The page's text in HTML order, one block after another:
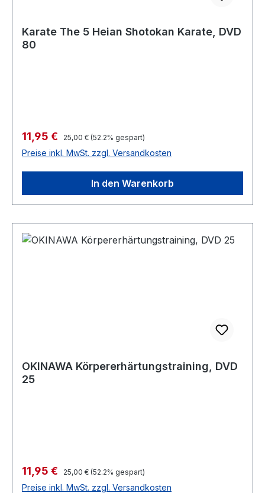
Karate The 5 Heian Shotokan Karate, DVD
80
Verkaufspreis:
11,95 € Regulärer Preis:
25,00 € (52.2% gespart)
Preise inkl. MwSt. zzgl. Versandkosten
In den Warenkorb
OKINAWA Körpererhärtungstraining, DVD
25
Verkaufspreis:
11,95 € Regulärer Preis:
25,00 € (52.2% gespart)
Preise inkl. MwSt. zzgl. Versandkosten